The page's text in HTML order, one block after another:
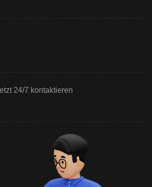
24/7 kontaktieren